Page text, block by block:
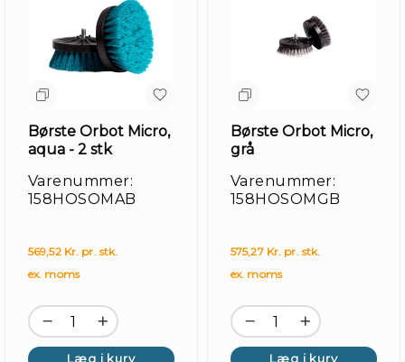
Børste Orbot Micro,
aqua - 2 stk
Varenummer:
158HOSOMAB
569,52 Kr. pr. stk.
ex. moms
Læg i kurv
Børste Orbot Micro,
grå
Varenummer:
158HOSOMGB
575,27 Kr. pr. stk.
ex. moms
Læg i kurv